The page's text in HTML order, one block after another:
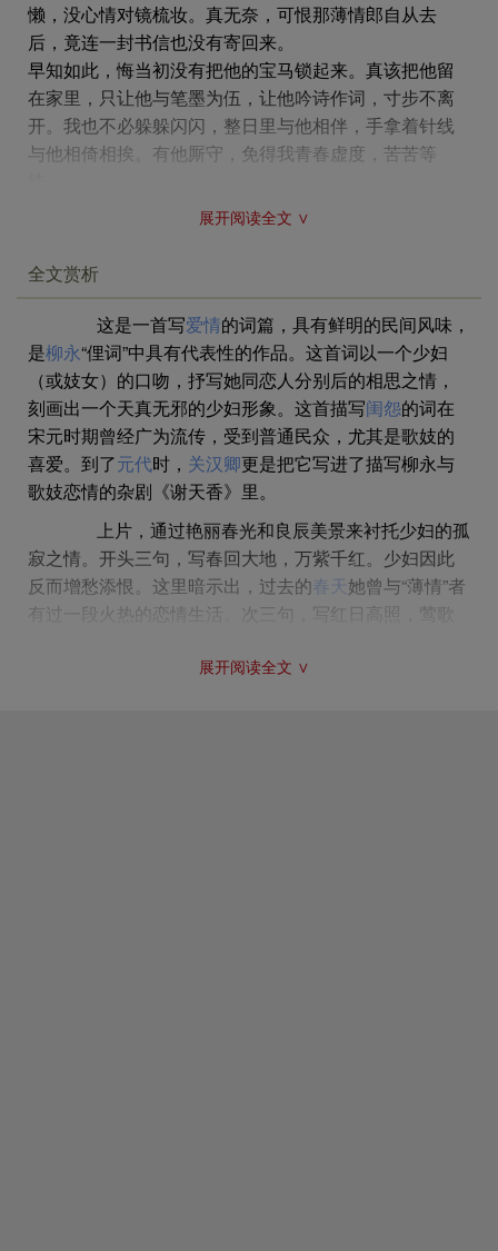
懒，没心情对镜梳妆。真无奈，可恨那薄情郎自从去
后，竟连一封书信也没有寄回来。
早知如此，悔当初没有把他的宝马锁起来。真该把他留
在家里，只让他与笔墨为伍，让他吟诗作词，寸步不离
开。我也不必躲躲闪闪，整日里与他相伴，手拿着针线
与他相倚相挨。有他厮守，免得我青春虚度，苦苦等
含糊过去。可可：无关紧要；不在意。
②暖酥：极言女子肌肤之好。
③腻云：代指女子的头发。亸（duǒ）：下垂貌。
④无那：无奈。
⑤恁么：这么。
⑥鸡窗：指书窗或书房。语出《幽明录》：“晋兖州刺史
沛国宋处宗尝得一长鸣鸡，爱养甚至，恒笼著窗间。鸡
遂作人语，与处宗谈论极有言智，终日不辍。处宗因此
言巧大进。”（《艺文类聚·鸟部》卷九十一引）。
⑦蛮笺象管：纸和笔。蛮笺：古时四川所产的彩色笺
纸。象管：即象牙做的笔管。
⑧镇：常。
⑨和：允诺。
展开阅读全文 ∨
全文赏析
这是一首写爱情的词篇，具有鲜明的民间风味，
是柳永“俚词”中具有代表性的作品。这首词以一个少妇
（或妓女）的口吻，抒写她同恋人分别后的相思之情，
刻画出一个天真无邪的少妇形象。这首描写闺怨的词在
宋元时期曾经广为流传，受到普通民众，尤其是歌妓的
喜爱。到了元代时， 关汉卿更是把它写进了描写柳永与
歌妓恋情的杂剧《谢天香》里。
上片，通过艳丽春光和良辰美景来衬托少妇的孤
寂之情。开头三句，写春回大地，万紫千红。少妇因此
反而增愁添恨。这里暗示出，过去的春天她曾与“薄情”者
有过一段火热的恋情生活。次三句，写红日高照，莺歌
卧。接三句，写肌肤消瘦，懒于梳妆打扮。这和《诗
展开阅读全文 ∨